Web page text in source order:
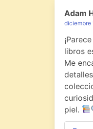
Adam
diciembre
libros
Me
piel.